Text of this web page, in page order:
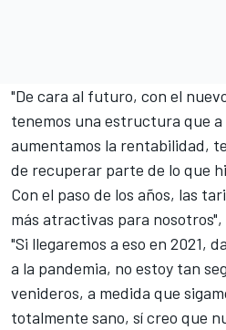
"De cara al futuro, con el
tenemos una estructura que a
aumentamos la rentabilidad,
de recuperar parte de lo que
Con el paso de los años, las
más atractivas para
"Si llegaremos a eso en 2021,
a la pandemia, no estoy tan
venideros, a medida que
totalmente sano, sí creo que